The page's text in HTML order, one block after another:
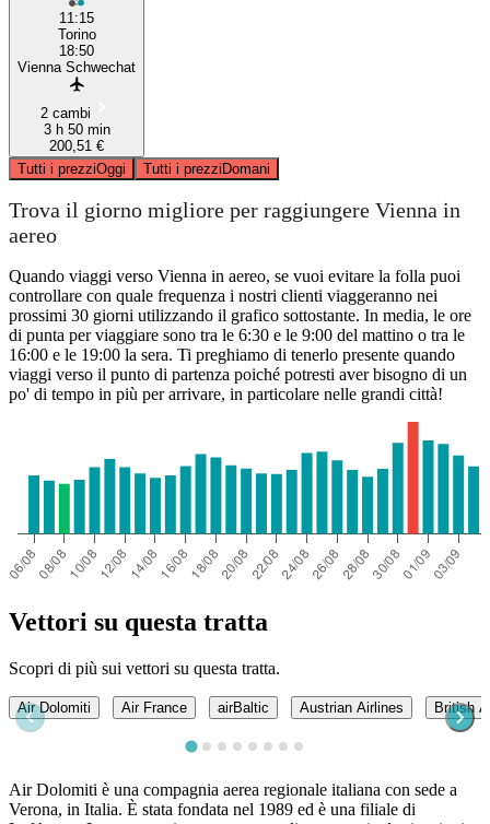
11:15
Torino
18:50
Vienna Schwechat
2 cambi
3 h 50 min
200,51 €
Tutti i prezziOggi Tutti i prezziDomani
Trova il giorno migliore per raggiungere Vienna in
aereo
Quando viaggi verso Vienna in aereo, se vuoi evitare la folla puoi
controllare con quale frequenza i nostri clienti viaggeranno nei
prossimi 30 giorni utilizzando il grafico sottostante. In media, le ore
di punta per viaggiare sono tra le 6:30 e le 9:00 del mattino o tra le
16:00 e le 19:00 la sera. Ti preghiamo di tenerlo presente quando
viaggi verso il punto di partenza poiché potresti aver bisogno di un
po' di tempo in più per arrivare, in particolare nelle grandi città!
Vettori su questa tratta
Scopri di più sui vettori su questa tratta.
Air Dolomiti Air France airBaltic Austrian Airlines British
Air Dolomiti è una compagnia aerea regionale italiana con sede a
Verona, in Italia. È stata fondata nel 1989 ed è una filiale di